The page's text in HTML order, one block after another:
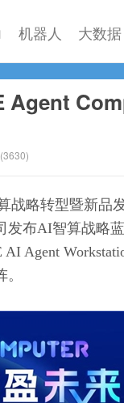
机器人 大数据
Agent
3630)
战略转型暨新品
发布AI智算战略
Agent